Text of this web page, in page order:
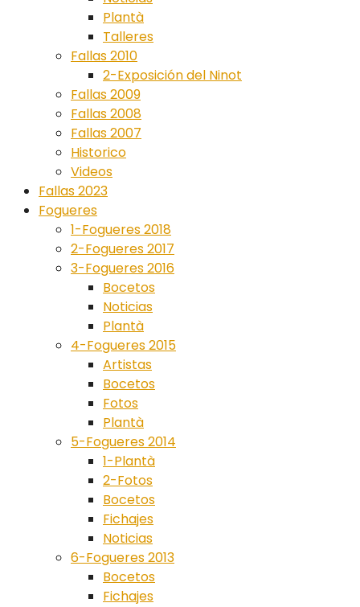
Plantà
Talleres
Fallas 2010
2-Exposición del Ninot
Fallas 2009
Fallas 2008
Fallas 2007
Historico
Videos
Fallas 2023
Fogueres
1-Fogueres 2018
2-Fogueres 2017
3-Fogueres 2016
Bocetos
Noticias
Plantà
4-Fogueres 2015
Artistas
Bocetos
Fotos
Plantà
5-Fogueres 2014
1-Plantà
2-Fotos
Bocetos
Fichajes
Noticias
6-Fogueres 2013
Bocetos
Fichajes